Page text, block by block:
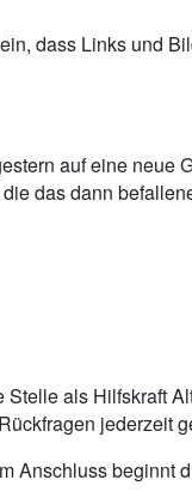
dass Links und
auf eine
das dann
als Hilfskraft
jederzeit